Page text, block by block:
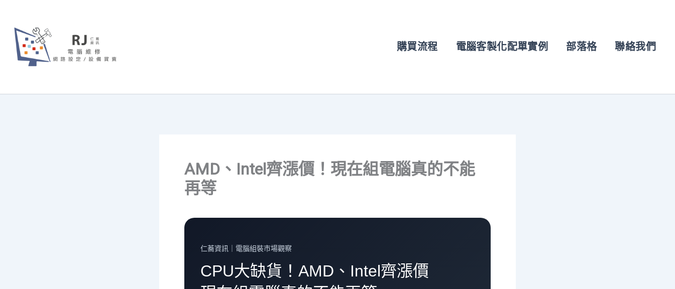
購買流程 電腦客製化配單實例 部落格 聯絡我們
AMD、Intel齊漲價！現在組電腦真的不能
再等
仁蕎資訊｜電腦組裝市場觀察
CPU大缺貨！AMD、Intel齊漲價